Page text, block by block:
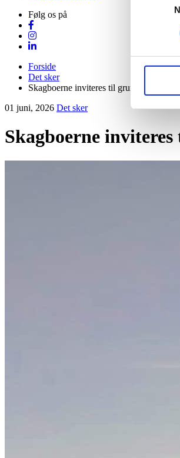
Følg os på
Forside
Det sker
Skagboerne inviteres til grundlovsmøde
01 juni, 2026 Det sker
Skagboerne